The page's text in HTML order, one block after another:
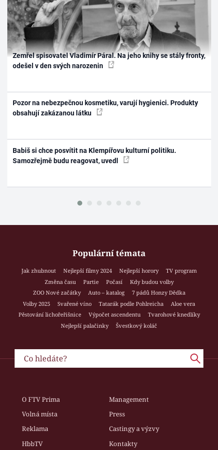
Zemřel spisovatel Vladimír Páral. Na jeho knihy se stály fronty,
odešel v den svých narozenin
Pozor na nebezpečnou kosmetiku, varují hygienici. Produkty
obsahují zakázanou látku
Babiš si chce posvítit na Klempířovu kulturní politiku.
Samozřejmě budu reagovat, uvedl
Populární témata
Jak zhubnout Nejlepší filmy 2024 Nejlepší horory
TV program
Změna času
Partie Počasí
Kdy budou volby
ZOO Nové začátky
Auto – katalog
7 pádů Honzy Dědka
Volby 2025
Svařené víno Tatarák podle Pohlreicha
Aloe vera
Pěstování lichořeřišnice
Výpočet ascendentu
Tvarohové knedlíky
Nejlepší palačinky
Švestkový koláč
O FTV Prima
Management
Volná místa
Press
Reklama
Castingy a výzvy
HbbTV
Kontakty